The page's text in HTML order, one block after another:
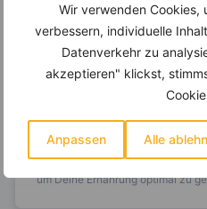
Wir verwenden Cookies,
verbessern, individuelle
Datenverkehr zu
akzeptieren" klickst,
Anpassen Alle
14.000 Rezepte, autom.
Einkaufsliste und noch
Entdecke die
um Deine Ernährung optimal zu